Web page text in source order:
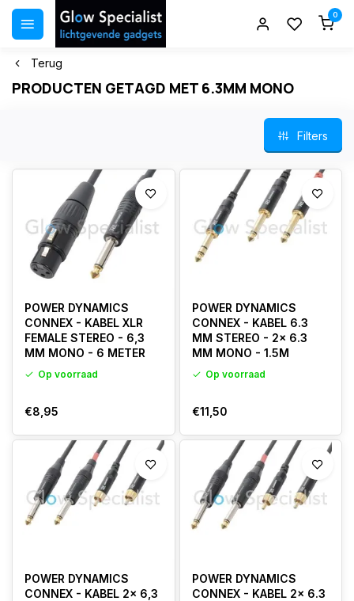
0
Terug
PRODUCTEN GETAGD MET 6.3MM MONO
Filters
POWER DYNAMICS
CONNEX - KABEL XLR
FEMALE STEREO - 6,3
MM MONO - 6 METER
Op voorraad
€8,95
POWER DYNAMICS
CONNEX - KABEL 6.3
MM STEREO - 2x 6.3
MM MONO - 1.5M
Op voorraad
€11,50
POWER DYNAMICS
CONNEX - KABEL 2x 6,3
POWER DYNAMICS
CONNEX - KABEL 2x 6.3